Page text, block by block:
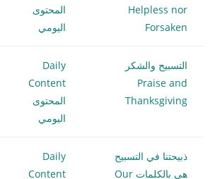
Helpless nor
Forsaken
المحتوى
اليومي
التسبيح والشكر
Praise and
Thanksgiving
Daily
Content
المحتوى
اليومي
ذبيحتنا في التسبيح
هي بالكلمات Our
Daily
Content